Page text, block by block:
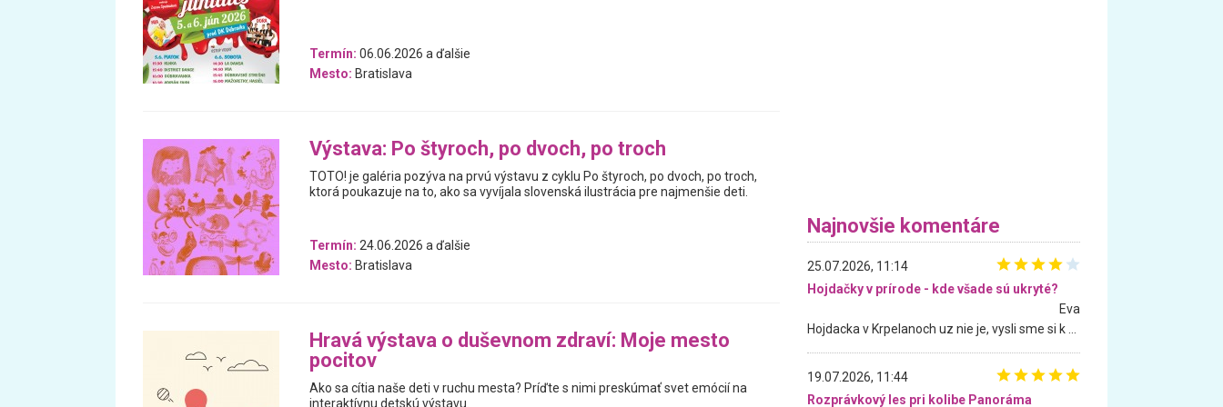
Termín: 06.06.2026 a ďalšie
Mesto: Bratislava
Výstava: Po štyroch, po dvoch, po troch
TOTO! je galéria pozýva na prvú výstavu z cyklu Po štyroch, po dvoch, po troch,
ktorá poukazuje na to, ako sa vyvíjala slovenská ilustrácia pre najmenšie deti.
Termín: 24.06.2026 a ďalšie
Mesto: Bratislava
Hravá výstava o duševnom zdraví: Moje mesto
pocitov
Ako sa cítia naše deti v ruchu mesta? Príďte s nimi preskúmať svet emócií na
interaktívnu detskú výstavu.
Najnovšie komentáre
25.07.2026, 11:14
Hojdačky v prírode - kde všade sú ukryté?
Eva
19.07.2026, 11:44
Rozprávkový les pri kolibe Panoráma